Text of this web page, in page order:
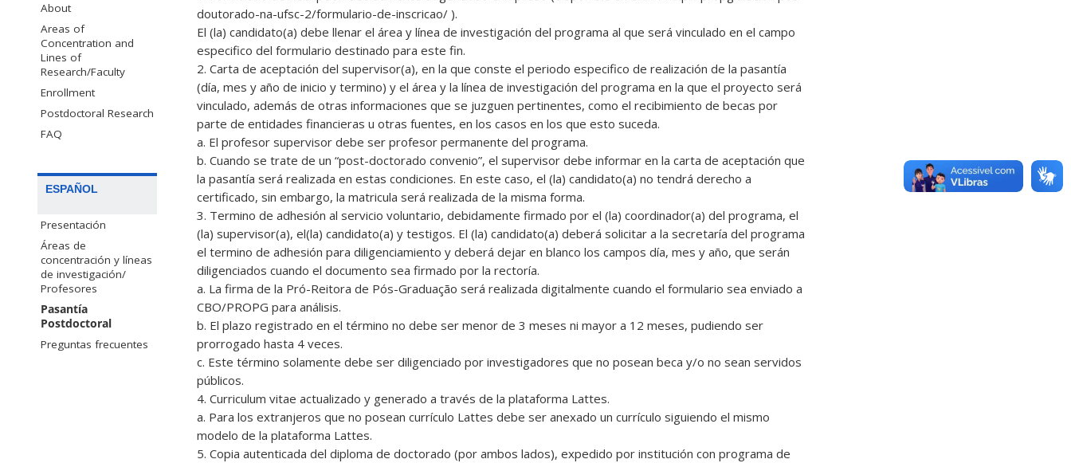
About
Areas of
Concentration and
Lines of
Research/Faculty
Enrollment
Postdoctoral Research
FAQ
ESPAÑOL
Presentación
Áreas de
concentración y líneas
de investigación/
Profesores
Pasantía
Postdoctoral
Preguntas frecuentes
doutorado-na-ufsc-2/formulario-de-inscricao/ ).
El (la) candidato(a) debe llenar el área y línea de investigación del programa al que será vinculado en el campo
especifico del formulario destinado para este fin.
2. Carta de aceptación del supervisor(a), en la que conste el periodo especifico de realización de la pasantía
(día, mes y año de inicio y termino) y el área y la línea de investigación del programa en la que el proyecto será
vinculado, además de otras informaciones que se juzguen pertinentes, como el recibimiento de becas por
parte de entidades financieras u otras fuentes, en los casos en los que esto suceda.
a. El profesor supervisor debe ser profesor permanente del programa.
b. Cuando se trate de un “post-doctorado convenio”, el supervisor debe informar en la carta de aceptación que
la pasantía será realizada en estas condiciones. En este caso, el (la) candidato(a) no tendrá derecho a
certificado, sin embargo, la matricula será realizada de la misma forma.
3. Termino de adhesión al servicio voluntario, debidamente firmado por el (la) coordinador(a) del programa, el
(la) supervisor(a), el(la) candidato(a) y testigos. El (la) candidato(a) deberá solicitar a la secretaría del programa
el termino de adhesión para diligenciamiento y deberá dejar en blanco los campos día, mes y año, que serán
diligenciados cuando el documento sea firmado por la rectoría.
a. La firma de la Pró-Reitora de Pós-Graduação será realizada digitalmente cuando el formulario sea enviado a
CBO/PROPG para análisis.
b. El plazo registrado en el término no debe ser menor de 3 meses ni mayor a 12 meses, pudiendo ser
prorrogado hasta 4 veces.
c. Este término solamente debe ser diligenciado por investigadores que no posean beca y/o no sean servidos
públicos.
4. Curriculum vitae actualizado y generado a través de la plataforma Lattes.
a. Para los extranjeros que no posean currículo Lattes debe ser anexado un currículo siguiendo el mismo
modelo de la plataforma Lattes.
5. Copia autenticada del diploma de doctorado (por ambos lados), expedido por institución con programa de